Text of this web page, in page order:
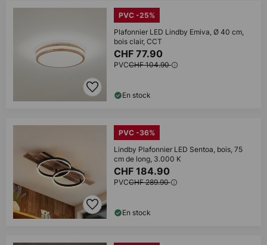
PVC -25%
Plafonnier LED Lindby Emiva, Ø 40 cm,
bois clair, CCT
CHF 77.90
PVCCHF 104.90
En stock
PVC -36%
Lindby Plafonnier LED Sentoa, bois, 75
cm de long, 3.000 K
CHF 184.90
PVCCHF 289.90
En stock